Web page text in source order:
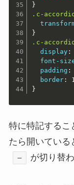
}
.c-
}
.c-
display :
font-
padding :
border :
}
特に特記するこ
たら開いている
− が切り替